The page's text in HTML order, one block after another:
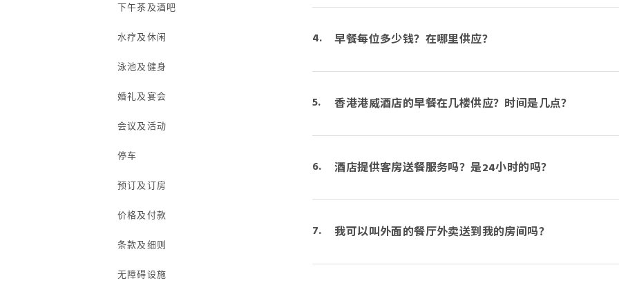
下午茶及酒吧
水疗及休闲
泳池及健身
婚礼及宴会
会议及活动
停车
预订及订房
价格及付款
条款及细则
无障碍设施
早餐每位多少钱？在哪里供应？
香港港威酒店的早餐在几楼供应？时间是几点？
酒店提供客房送餐服务吗？是24小时的吗？
我可以叫外面的餐厅外卖送到我的房间吗？